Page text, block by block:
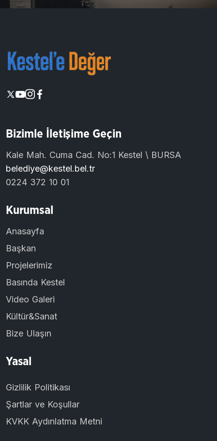
Bizimle İletişime Geçin
Kale Mah. Cuma Cad. No:1 Kestel \ BURSA
belediye@kestel.bel.tr
0224 372 10 01
Kurumsal
Anasayfa
Başkan
Projelerimiz
Basında Kestel
Video Galeri
Kültür&Sanat
Bize Ulaşın
Yasal
Gizlilik Politikası
Şartlar ve Koşullar
KVKK Aydınlatma Metni